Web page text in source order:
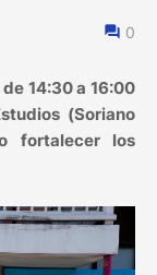
0
14:30 a 16:00
(Soriano
fortalecer los